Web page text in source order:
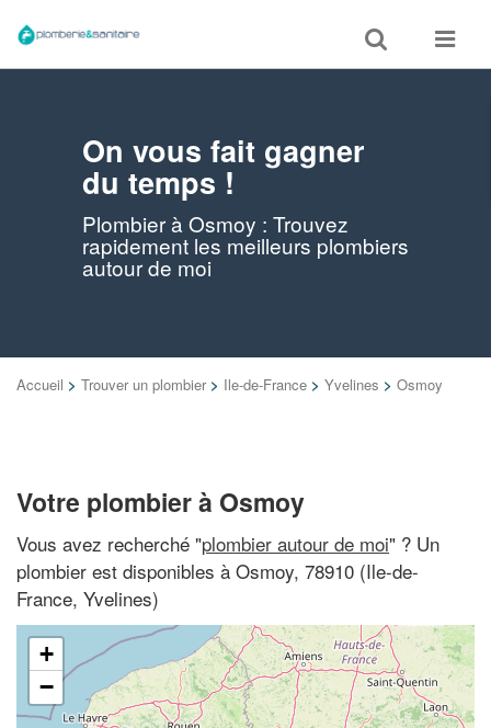
Toggle
search
Toggle
On vous fait gagner
du temps !
Plombier à Osmoy : Trouvez
rapidement les meilleurs plombiers
autour de moi
Accueil > Trouver un plombier > Ile-de-France > Yvelines > Osmoy
Votre plombier à Osmoy
Vous avez recherché "plombier autour de moi" ? Un
plombier est disponibles à Osmoy, 78910 (Ile-de-
France, Yvelines)
+
−